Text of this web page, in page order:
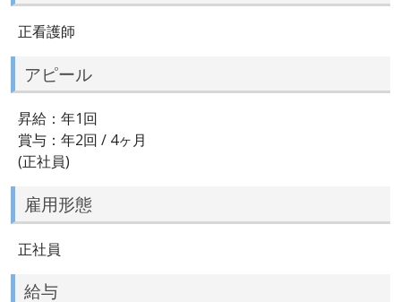
正看護師
アピール
昇給：年1回
賞与：年2回 / 4ヶ月
(正社員)
雇用形態
正社員
給与